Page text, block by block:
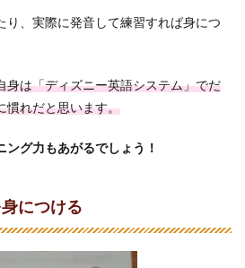
り、実際に発音して練習すれば身につ
身は「ディズニー英語システム」でだ
慣れだと思います。
グ力もあがるでしょう！
につける